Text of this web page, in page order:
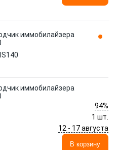
иммобилайзера
иммобилайзера
94%
1 шт.
12 - 17 августа
В корзину